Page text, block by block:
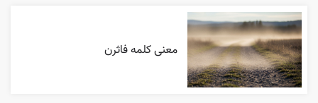
معنی کلمه فاثرن